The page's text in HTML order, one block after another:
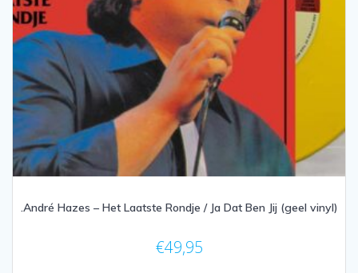
.André Hazes – Het Laatste Rondje / Ja Dat Ben Jij (geel vinyl)
€49,95